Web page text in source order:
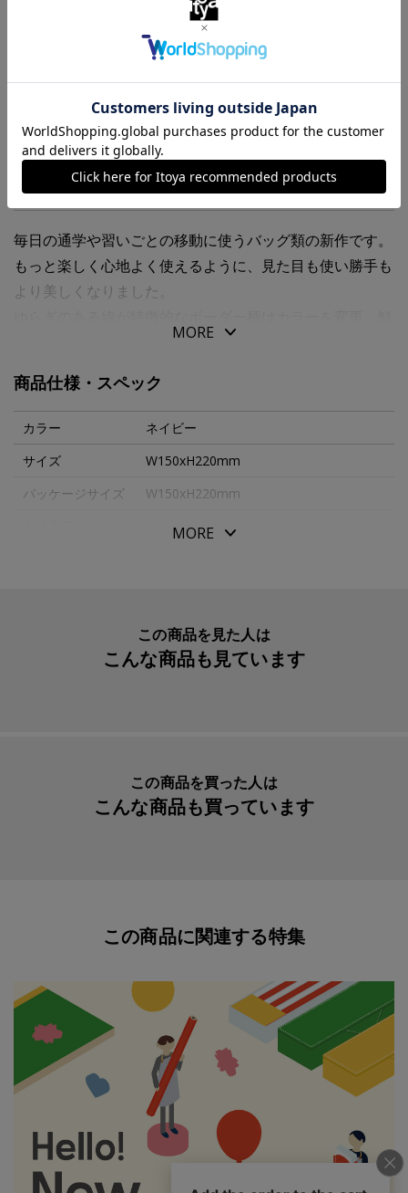
お気に入りに追加
商品の特徴
毎日の通学や習いごとの移動に使うバッグ類の新作です。
もっと楽しく心地よく使えるように、見た目も使い勝手も
より美しくなりました。
やかな色彩で、はつらつとした印象に。好きな色を選んだ
巾着ポーチＳは、のりや小さなテープなどの小さな文房具
や、学校や遠足に持っていくコップが入る小さなポーチ。
口がしっかり絞りやすいよう、しなやかな綿オックスでつ
くりました。絞り口にギャザーをつけ、より中身が見えに
くくなりました。ライナーは汚れがつきにくい撥水性のあ
MORE
商品仕様・スペック
カラー
ネイビー
サイズ
W150xH220mm
パッケージサイズ
W150xH220mm
ITG1401
MORE
この商品を見た人は
こんな商品も見ています
この商品を買った人は
こんな商品も買っています
この商品に関連する特集